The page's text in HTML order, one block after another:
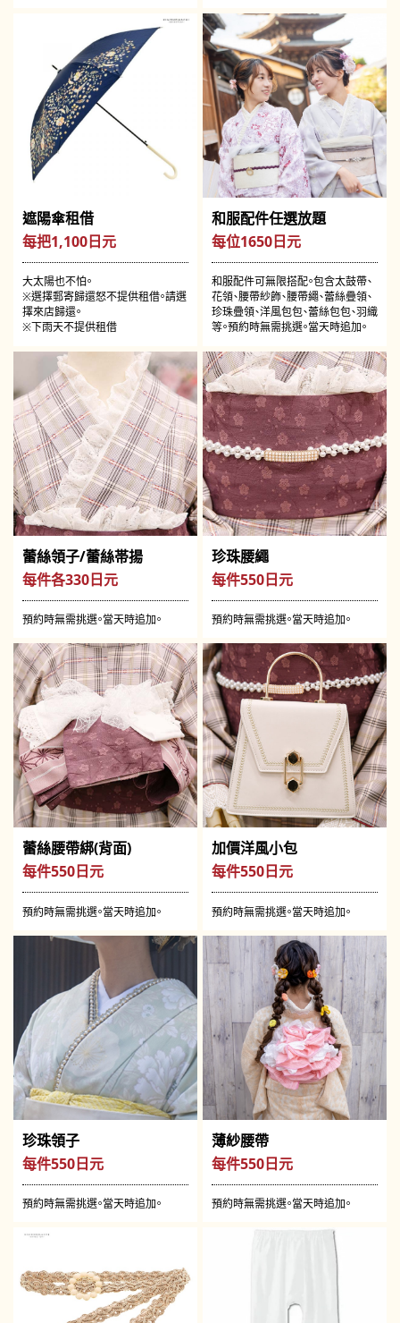
遮陽傘租借
每把1,100日元
大太陽也不怕。
※選擇郵寄歸還怒不提供租借。請選
擇來店歸還。
※下雨天不提供租借
和服配件任選放題
每位1650日元
和服配件可無限搭配。包含太鼓帶、
花領、腰帶紗飾、腰帶繩、蕾絲疊領、
珍珠疊領、洋風包包、蕾絲包包、羽織
等。預約時無需挑選。當天時追加。
蕾絲領子/蕾絲帯揚
每件各330日元
預約時無需挑選。當天時追加。
珍珠腰繩
每件550日元
預約時無需挑選。當天時追加。
蕾絲腰帶綁(背面)
每件550日元
預約時無需挑選。當天時追加。
加價洋風小包
每件550日元
預約時無需挑選。當天時追加。
珍珠領子
每件550日元
預約時無需挑選。當天時追加。
薄紗腰帶
每件550日元
預約時無需挑選。當天時追加。